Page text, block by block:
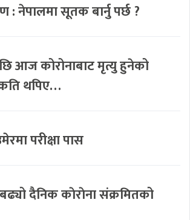
: नेपालमा सूतक बार्नु पर्छ ?
आज कोरोनाबाट मृत्यु हुनेको
थपिए…
परीक्षा पास
दैनिक काेराेना संक्रमितको